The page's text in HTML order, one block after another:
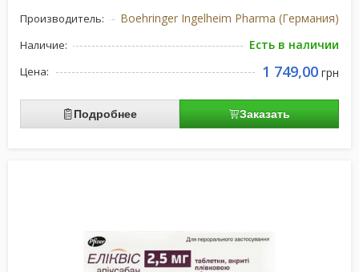
Производитель: Boehringer Ingelheim Pharma (Германия)
Наличие: Есть в наличии
Цена: 1 749,00 грн
Подробнее Заказать